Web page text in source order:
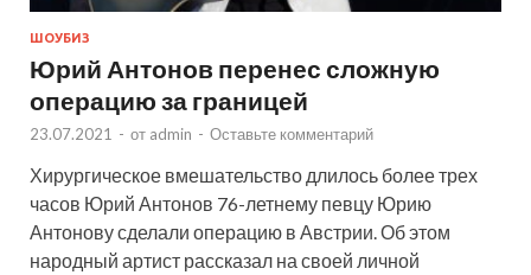
ШОУБИЗ
Юрий Антонов перенес сложную
операцию за границей
23.07.2021 - от admin - Оставьте комментарий
Хирургическое вмешательство длилось более трех
часов Юрий Антонов 76-летнему певцу Юрию
Антонову сделали операцию в Австрии. Об этом
народный артист рассказал на своей личной